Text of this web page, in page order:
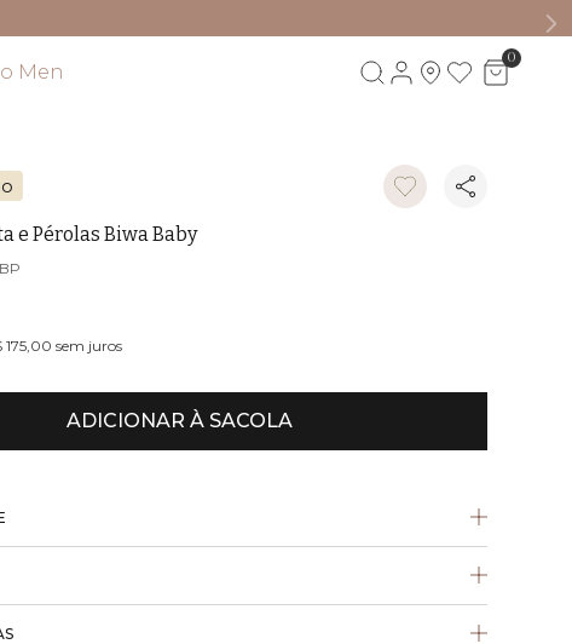
Men
0
e Pérolas Biwa Baby
175,00 sem juros
ADICIONAR À SACOLA